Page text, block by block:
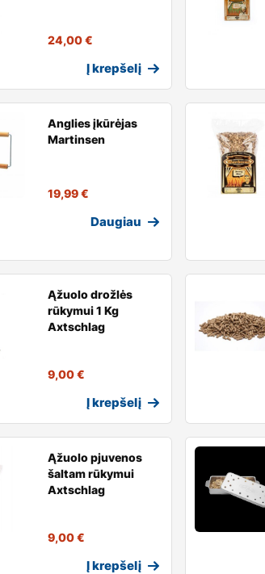
24,00€
Į krepšelį
Anglies įkūrėjas
Martinsen
19,99€
Daugiau
Ąžuolo drožlės
rūkymui 1 Kg
Axtschlag
9,00€
Į krepšelį
Ąžuolo pjuvenos
šaltam rūkymui
Axtschlag
9,00€
Į krepšelį